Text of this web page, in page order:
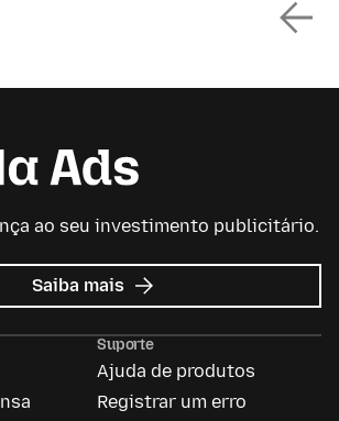
ao seu investimento publicitário.
Saiba mais sobre
Mozilla
Suporte
Ajuda de produtos
Registrar um erro